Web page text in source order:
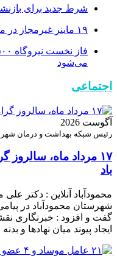
شرط جدید برای
۱۹ ماینر غیرمجاز در مازندران از مدار خارج شد
می‌شود
اجتماعی
آگوست 2026
رئیس شبکه بهداشت و درمان
۱۷ مرداد ماه،
باد
محمودآباد آنلاین : دکتر
شهرستان محمودآباد در
گفت و افزود : خبرنگاری
ایجاد پیوند میان نهادها و